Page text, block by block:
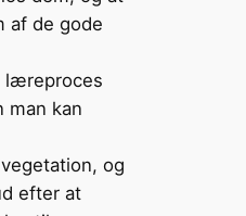
af de gode
læreproces
man kan
og
efter at